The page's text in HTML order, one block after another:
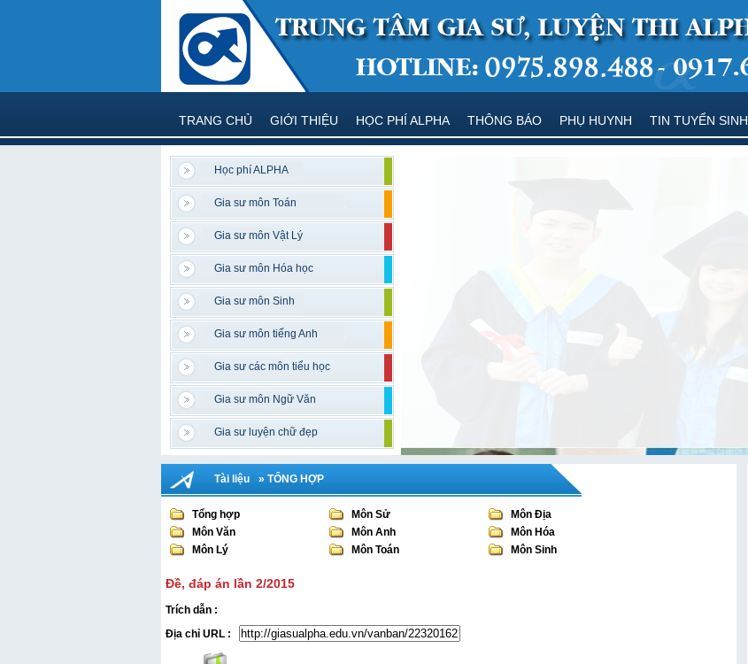
TRANG CHỦ GIỚI THIỆU HỌC PHÍ ALPHA THÔNG BÁO PHỤ HUYNH TIN TUYỂN SINH
Học phí ALPHA
Gia sư môn Toán
Gia sư môn Vật Lý
Gia sư môn Hóa học
Gia sư môn Sinh
Gia sư môn tiếng Anh
Gia sư các môn tiểu học
Gia sư môn Ngữ Văn
Gia sư luyện chữ đẹp
Tài liệu » TỔNG HỢP
Tổng hợp Môn Sử
Môn Địa
Môn Văn
Môn Anh
Môn Hóa
Môn Lý
Môn Toán Môn Sinh
Đề, đáp án lần 2/2015
Trích dẫn :
Địa chỉ URL :